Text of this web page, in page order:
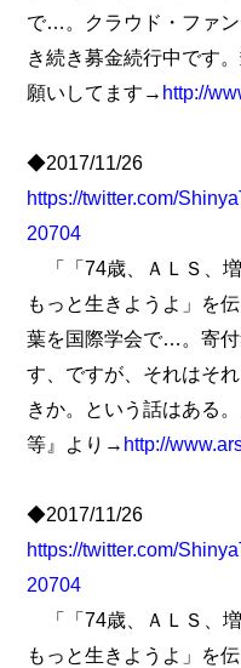
で…。クラウド・ファ
き続き募金続行中です
願いしてます→ http://
◆2017/11/26
https://twitter.com/
20704
「「74歳、ＡＬＳ、
もっと生きようよ」を
葉を国際学会で…。寄
す、ですが、それはそ
きか。という話はある
等』より→ http://
◆2017/11/26
https://twitter.com/
20704
「「74歳、ＡＬＳ、
もっと生きようよ」を